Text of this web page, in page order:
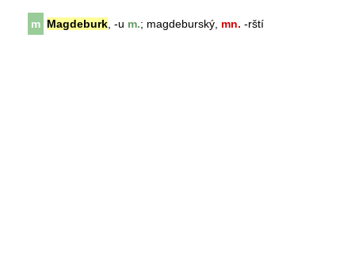
m Magdeburk , -u m.; magdeburský, mn. -rští